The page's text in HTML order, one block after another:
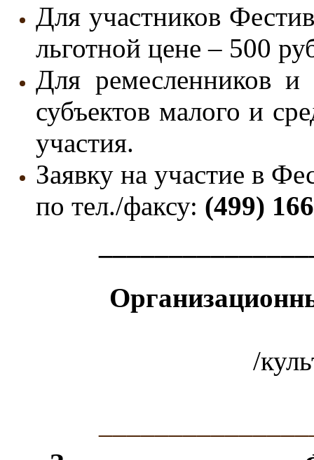
Для участников
льготной цене – 500
Для ремесленников и
субъектов малого и
участия.
Заявку на участие в
по тел./факсу: (499)
/